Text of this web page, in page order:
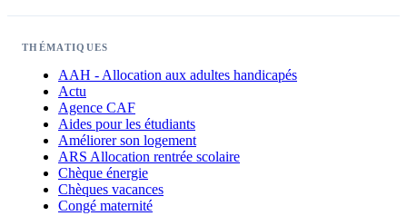
THÉMATIQUES
AAH - Allocation aux adultes handicapés
Actu
Agence CAF
Aides pour les étudiants
Améliorer son logement
ARS Allocation rentrée scolaire
Chèque énergie
Chèques vacances
Congé maternité